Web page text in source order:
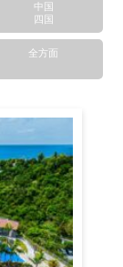
中国
四国
全方面